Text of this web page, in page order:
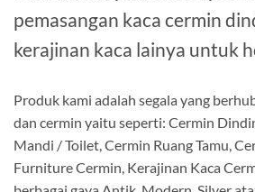
pemasangan kaca cermin
kerajinan kaca lainya untuk
Produk kami adalah segala yang
dan cermin yaitu seperti: Cermin
Mandi / Toilet, Cermin Ruang Tamu,
Furniture Cermin, Kerajinan Kaca